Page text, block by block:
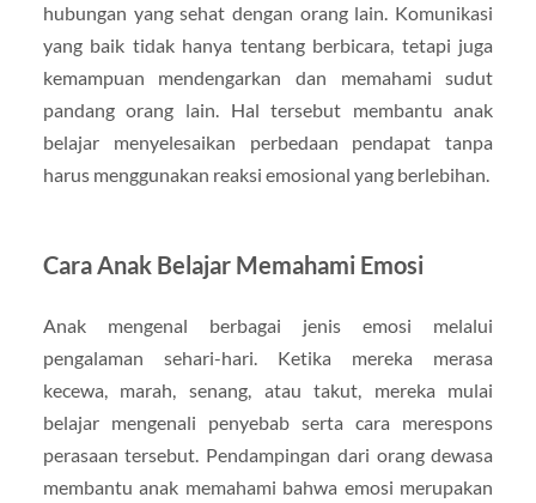
hubungan yang sehat dengan orang lain. Komunikasi
yang baik tidak hanya tentang berbicara, tetapi juga
kemampuan mendengarkan dan memahami sudut
pandang orang lain. Hal tersebut membantu anak
belajar menyelesaikan perbedaan pendapat tanpa
harus menggunakan reaksi emosional yang berlebihan.
Cara Anak Belajar Memahami Emosi
Anak mengenal berbagai jenis emosi melalui
pengalaman sehari-hari. Ketika mereka merasa
kecewa, marah, senang, atau takut, mereka mulai
belajar mengenali penyebab serta cara merespons
perasaan tersebut. Pendampingan dari orang dewasa
membantu anak memahami bahwa emosi merupakan